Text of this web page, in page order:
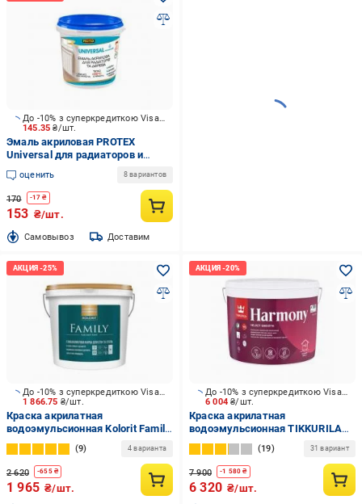
145.35₴/шт.
До -10% з суперкредиткою Visa Вигода
Эмаль акриловая PROTEX
Universal для радиаторов и
дерева полумат Белая 0,3 л
оценить 8 вариантов
170 -17 ₴
153 ₴/шт.
Cамовывоз Доставим
1 866.75 ₴/шт.
До -10% з суперкредиткою Visa Вигода
Краска акрилатная
водоэмульсионная Kolorit Family
база А мат белый 4,5 л 6,824 кг
9 4 варианта
2 620 -655₴
1 965 ₴/шт.
6 004₴/шт.
До -10% з суперкредиткою Visa Вигода
Краска акрилатная
водоэмульсионная TIKKURILA
Harmony база А глубокий мат
белый 9 л
19 31 вариант
7 900 -1 580 ₴
6 320 ₴/шт.